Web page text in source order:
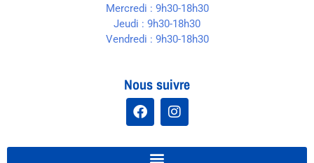
Mercredi : 9h30-18h30
Jeudi : 9h30-18h30
Vendredi : 9h30-18h30
Nous suivre